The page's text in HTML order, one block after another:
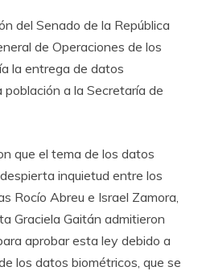
del Senado de la República
de Operaciones de los
la entrega de datos
a la Secretaría de
que el tema de los datos
inquietud entre los
Rocío Abreu e Israel Zamora,
Graciela Gaitán admitieron
aprobar esta ley debido a
los datos biométricos, que se